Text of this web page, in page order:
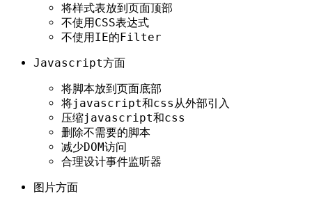
将样式表放到页面顶部
不使用CSS表达式
不使用IE的Filter
Javascript方面
将脚本放到页面底部
将javascript和css从外部引入
压缩javascript和css
删除不需要的脚本
减少DOM访问
合理设计事件监听器
图片方面